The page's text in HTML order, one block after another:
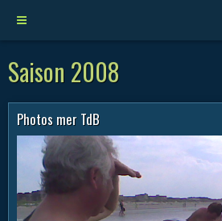
Saison 2008
Photos mer TdB